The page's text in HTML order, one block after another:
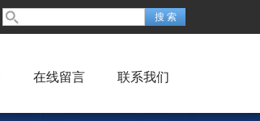
在线留言 联系我们